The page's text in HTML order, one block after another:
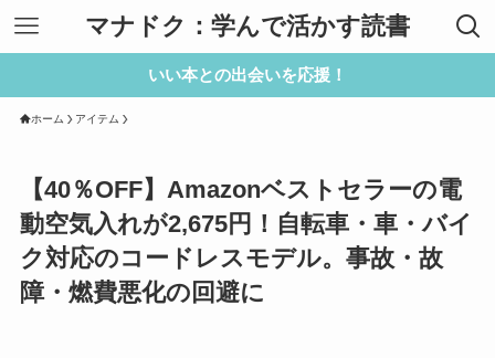
マナドク：学んで活かす読書
いい本との出会いを応援！
ホーム アイテム
【40％OFF】Amazonベストセラーの電
動空気入れが2,675円！自転車・車・バイ
ク対応のコードレスモデル。事故・故
障・燃費悪化の回避に